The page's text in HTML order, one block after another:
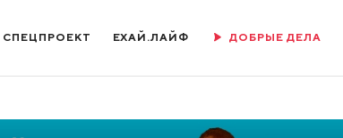
СПЕЦПРОЕКТ ЕХАЙ.ЛАЙФ ДОБРЫЕ ДЕЛА